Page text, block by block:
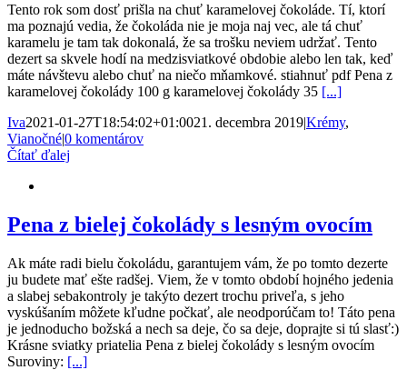
Tento rok som dosť prišla na chuť karamelovej čokoláde. Tí, ktorí
ma poznajú vedia, že čokoláda nie je moja naj vec, ale tá chuť
karamelu je tam tak dokonalá, že sa trošku neviem udržať. Tento
dezert sa skvele hodí na medzisviatkové obdobie alebo len tak, keď
máte návštevu alebo chuť na niečo mňamkové. stiahnuť pdf Pena z
karamelovej čokolády 100 g karamelovej čokolády 35 [...]
Iva2021-01-27T18:54:02+01:0021. decembra 2019|Krémy,
Vianočné|0 komentárov
Čítať ďalej
Pena z bielej čokolády s lesným ovocím
Ak máte radi bielu čokoládu, garantujem vám, že po tomto dezerte
ju budete mať ešte radšej. Viem, že v tomto období hojného jedenia
a slabej sebakontroly je takýto dezert trochu priveľa, s jeho
vyskúšaním môžete kľudne počkať, ale neodporúčam to! Táto pena
je jednoducho božská a nech sa deje, čo sa deje, doprajte si tú slasť:)
Krásne sviatky priatelia Pena z bielej čokolády s lesným ovocím
Suroviny: [...]